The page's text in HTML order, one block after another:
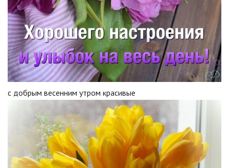
с добрым весенним утром красивые